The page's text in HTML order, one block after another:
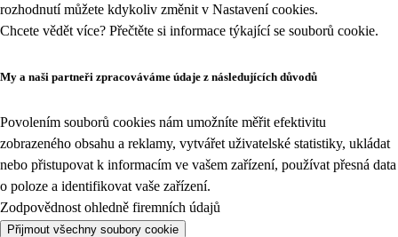
rozhodnutí můžete kdykoliv změnit v Nastavení cookies.
Chcete vědět více? Přečtěte si informace týkající se souborů cookie.
My a naši partneři zpracováváme údaje z následujících důvodů
Povolením souborů cookies nám umožníte měřit efektivitu
zobrazeného obsahu a reklamy, vytvářet uživatelské statistiky, ukládat
nebo přistupovat k informacím ve vašem zařízení, používat přesná data
o poloze a identifikovat vaše zařízení.
Zodpovědnost ohledně firemních údajů
Přijmout všechny soubory cookie